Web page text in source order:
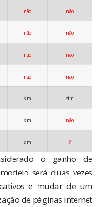
não não
não não
não não
não não
sim sim
sim não
sim ?
o ganho de
será duas vezes
e mudar de um
de páginas internet